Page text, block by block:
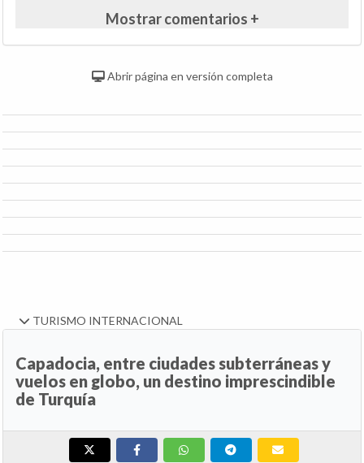
Mostrar comentarios +
Abrir página en versión completa
TURISMO INTERNACIONAL
Capadocia, entre ciudades subterráneas y
vuelos en globo, un destino imprescindible
de Turquía